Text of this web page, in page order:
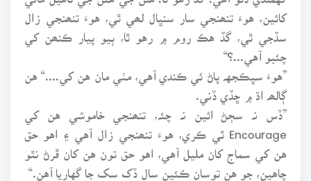
کائين، هوءَ تنھنجي سار سنڀال لھي ٿي، هوءَ تنھنجي زال
سڏجي ٿي، گڏ هڪ روم ۾ رهو ٿا، ٻيو پيار ڪنھن کي
چئبو آهي...؟“
”هوءَ سڀڪجهہ پاڻ ئي ڪندي آهي، مٺي مان هن کي....“ هن
ڳالھہ اڌ ۾ ڇڏي ڏني.
”ڏس نہ سڄڻ ائين نہ چئہ، تنھنجي خاموشي هن کي
Encourage ٿي ڪري، هوءَ تنھنجي زال آهي ۽ اهو حق
هن کي سماج کان مليل آهي، اهو حق تون هن کان ڦرڻ نٿو
چاهين، جو هن توسان ڪئين سال ڏک سک جا گهاريا آهن.“